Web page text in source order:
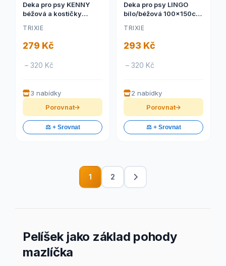
Deka pro psy KENNY
béžová a kostičky
TRIXIE
279 Kč
– 320 Kč
3 nabídky
Porovnat
⚖️ + Srovnat
Deka pro psy LINGO
bílo/béžová 100x150cm
TRIXIE
293 Kč
– 320 Kč
2 nabídky
Porovnat
⚖️ + Srovnat
1 2
Pelíšek jako základ pohody
mazlíčka